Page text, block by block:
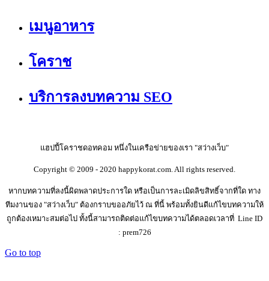
เมนูอาหาร
โคราช
บริการลงบทความ SEO
แฮปปี้โคราชดอทคอม หนึ่งในเครือข่ายของเรา "สว่างเว็บ"
Copyright © 2009 - 2020 happykorat.com. All rights reserved.
หากบทความที่ลงนี้ผิดพลาดประการใด หรือเป็นการละเมิดลิขสิทธิ์จากที่ใด ทาง
ทีมงานของ "สว่างเว็บ" ต้องกราบขออภัยไว้ ณ ที่นี้ พร้อมทั้งยินดีแก้ไขบทความให้
ถูกต้องเหมาะสมต่อไป ทั้งนี้สามารถติดต่อแก้ไขบทความได้ตลอดเวลาที่ Line ID
: prem726
Go to top